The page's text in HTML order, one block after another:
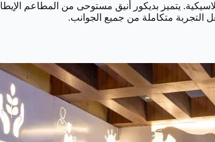
يتميز بديكور أنيق مستوحى من المطاعم
التجربة متكاملة من جميع الجوانب.